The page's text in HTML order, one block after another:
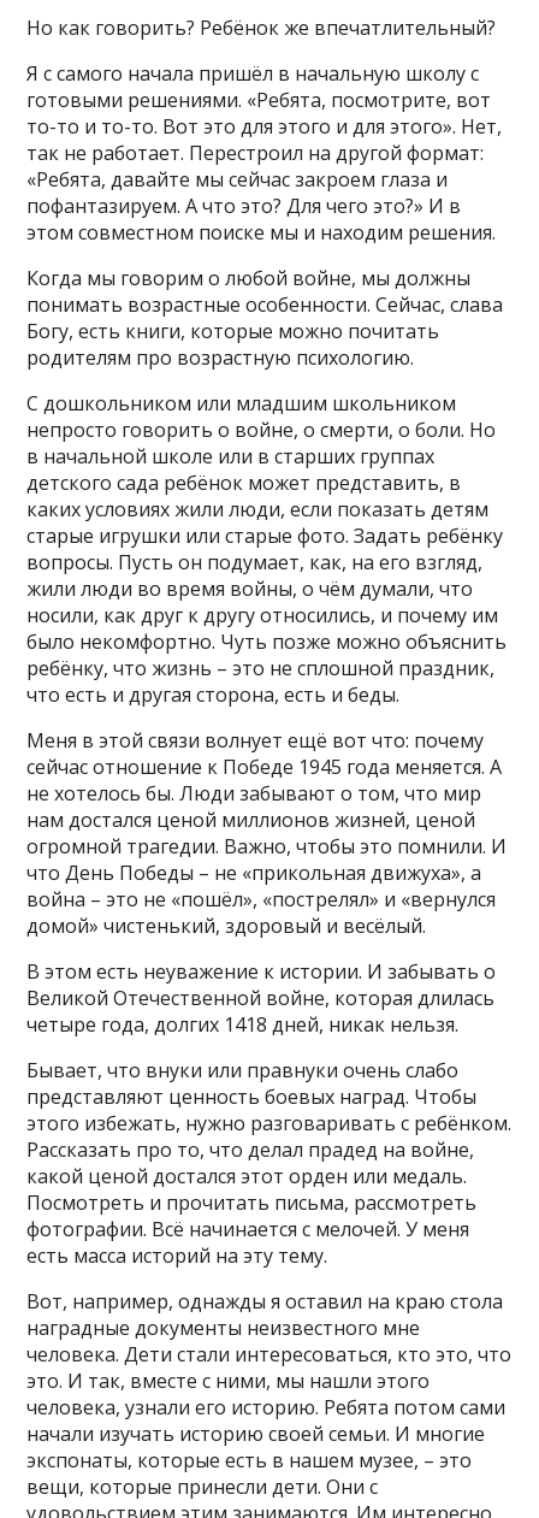
Но как говорить? Ребёнок же впечатлительный?
Я с самого начала пришёл в начальную школу с
готовыми решениями. «Ребята, посмотрите, вот
то-то и то-то. Вот это для этого и для этого». Нет,
так не работает. Перестроил на другой формат:
«Ребята, давайте мы сейчас закроем глаза и
пофантазируем. А что это? Для чего это?» И в
этом совместном поиске мы и находим решения.
Когда мы говорим о любой войне, мы должны
понимать возрастные особенности. Сейчас, слава
Богу, есть книги, которые можно почитать
родителям про возрастную психологию.
С дошкольником или младшим школьником
непросто говорить о войне, о смерти, о боли. Но
в начальной школе или в старших группах
детского сада ребёнок может представить, в
каких условиях жили люди, если показать детям
старые игрушки или старые фото. Задать ребёнку
вопросы. Пусть он подумает, как, на его взгляд,
жили люди во время войны, о чём думали, что
носили, как друг к другу относились, и почему им
было некомфортно. Чуть позже можно объяснить
ребёнку, что жизнь – это не сплошной праздник,
что есть и другая сторона, есть и беды.
Меня в этой связи волнует ещё вот что: почему
сейчас отношение к Победе 1945 года меняется. А
не хотелось бы. Люди забывают о том, что мир
нам достался ценой миллионов жизней, ценой
огромной трагедии. Важно, чтобы это помнили. И
что День Победы – не «прикольная движуха», а
война – это не «пошёл», «пострелял» и «вернулся
домой» чистенький, здоровый и весёлый.
В этом есть неуважение к истории. И забывать о
Великой Отечественной войне, которая длилась
четыре года, долгих 1418 дней, никак нельзя.
Бывает, что внуки или правнуки очень слабо
представляют ценность боевых наград. Чтобы
этого избежать, нужно разговаривать с ребёнком.
Рассказать про то, что делал прадед на войне,
какой ценой достался этот орден или медаль.
Посмотреть и прочитать письма, рассмотреть
фотографии. Всё начинается с мелочей. У меня
есть масса историй на эту тему.
Вот, например, однажды я оставил на краю стола
наградные документы неизвестного мне
человека. Дети стали интересоваться, кто это, что
это. И так, вместе с ними, мы нашли этого
человека, узнали его историю. Ребята потом сами
начали изучать историю своей семьи. И многие
экспонаты, которые есть в нашем музее, – это
вещи, которые принесли дети. Они с